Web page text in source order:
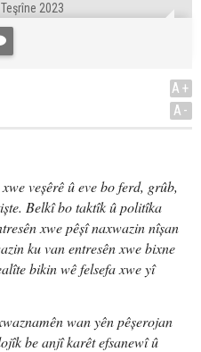
2023
A+
A-
veșêrê û eve bo ferd, grûb,
Belkî bo taktîk û politîka
xwe pêșî naxwazin nîșan
ku van entresên xwe bixne
bikin wê felsefa xwe yî
wan yên pêșerojan
be anjî karêt efsanewî û